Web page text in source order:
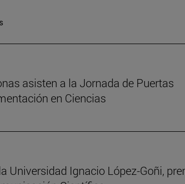
asisten a la Jornada de Puertas
en Ciencias
Universidad Ignacio López-Goñi,